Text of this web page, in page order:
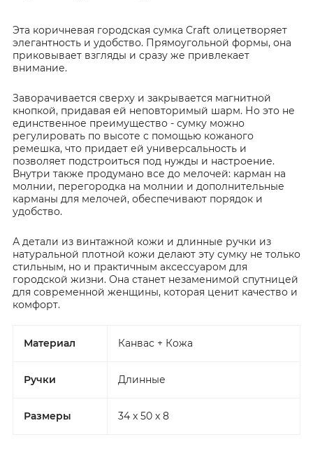
Эта коричневая городская сумка Craft олицетворяет
элегантность и удобство. Прямоугольной формы, она
приковывает взгляды и сразу же привлекает
внимание.
Заворачивается сверху и закрывается магнитной
кнопкой, придавая ей неповторимый шарм. Но это не
единственное преимущество - сумку можно
регулировать по высоте с помощью кожаного
ремешка, что придает ей универсальность и
позволяет подстроиться под нужды и настроение.
Внутри также продумано все до мелочей: карман на
молнии, перегородка на молнии и дополнительные
карманы для мелочей, обеспечивают порядок и
удобство.
А детали из винтажной кожи и длинные ручки из
натуральной плотной кожи делают эту сумку не только
стильным, но и практичным аксессуаром для
городской жизни. Она станет незаменимой спутницей
для современной женщины, которая ценит качество и
комфорт.
Материал Канвас + Кожа
Ручки Длинные
Размеры 34 x 50 x 8